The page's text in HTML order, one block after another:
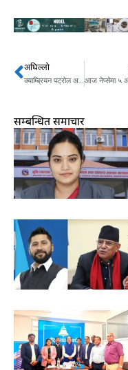
Prev
अघिल्लो
सम्बन्धित समाचार